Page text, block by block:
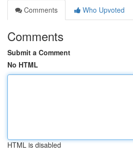
Comments
Who Upvoted
Comments
Submit a Comment
No HTML
HTML is disabled